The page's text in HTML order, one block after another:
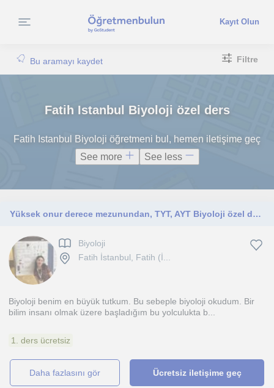
Kayıt Olun
Bu aramayı kaydet Filtre
Fatih Istanbul Biyoloji özel ders
Fatih Istanbul Biyoloji öğretmeni bul, hemen iletişime geç
See more
See less
Yüksek onur derece mezunundan, TYT, AYT Biyoloji özel ders
Biyoloji
Fatih İstanbul, Fatih (İ...
Biyoloji benim en büyük tutkum. Bu sebeple biyoloji okudum. Bir
bilim insanı olmak üzere başladığım bu yolculukta b...
1. ders ücretsiz
daha fazlasını gör Ücretsiz iletişime geç